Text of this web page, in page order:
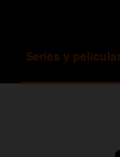
Series y